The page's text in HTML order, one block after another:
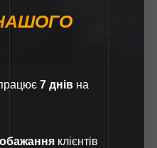
7 днів на
клієнтів